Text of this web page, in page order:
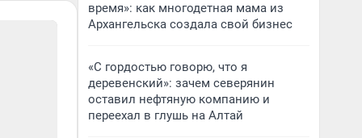
время»: как многодетная мама из
Архангельска создала свой бизнес
«С гордостью говорю, что я
деревенский»: зачем северянин
оставил нефтяную компанию и
переехал в глушь на Алтай